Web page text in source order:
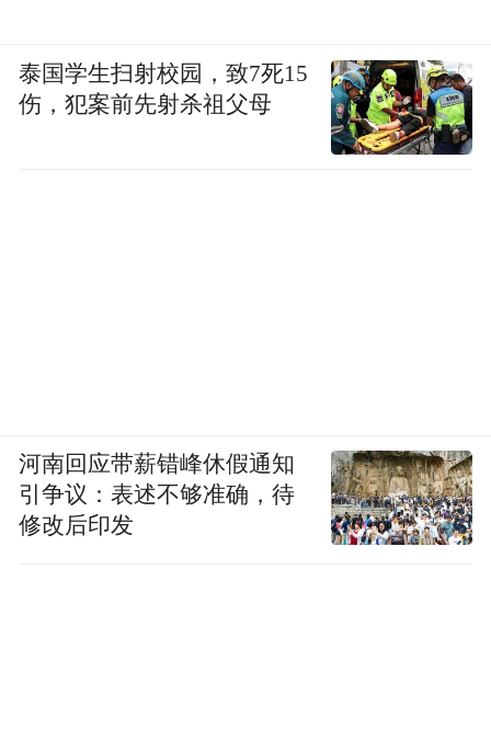
泰国学生扫射校园，致7死15
伤，犯案前先射杀祖父母
河南回应带薪错峰休假通知
引争议：表述不够准确，待
修改后印发